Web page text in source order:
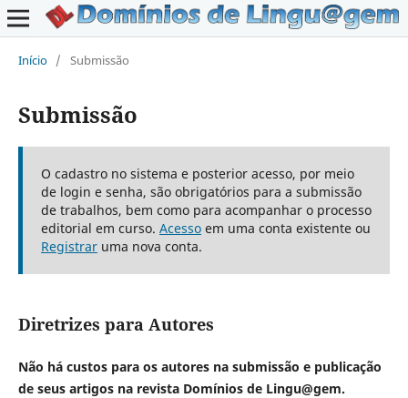
Início / Submissão
Submissão
O cadastro no sistema e posterior acesso, por meio
de login e senha, são obrigatórios para a submissão
de trabalhos, bem como para acompanhar o processo
editorial em curso. Acessoem uma conta existente ou
Registraruma nova conta.
Diretrizes para Autores
Não há custos para os autores na submissão e publicação
de seus artigos na revista Domínios de Lingu@gem.